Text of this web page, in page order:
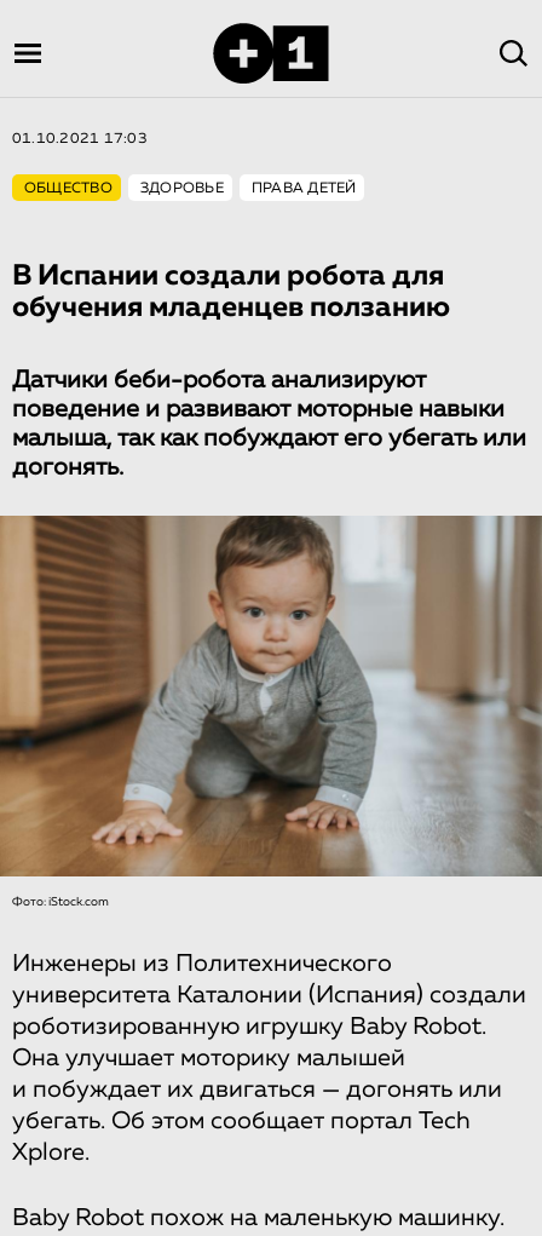
01.10.2021 17:03
ОБЩЕСТВО ЗДОРОВЬЕ ПРАВА ДЕТЕЙ
В Испании создали робота для
обучения младенцев ползанию
Датчики беби-робота анализируют
поведение и развивают моторные навыки
малыша, так как побуждают его убегать или
догонять.
Фото: iStock.com
Инженеры из Политехнического
университета Каталонии (Испания) создали
роботизированную игрушку Baby Robot.
Она улучшает моторику малышей
и побуждает их двигаться — догонять или
убегать. Об этом сообщает портал Tech
Xplore.
Baby Robot похож на маленькую машинку.